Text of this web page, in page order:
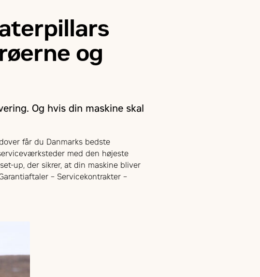
og
Og hvis din maskine skal
får du Danmarks bedste
med den højeste
up, der sikrer, at din maskine bliver
– Servicekontrakter –